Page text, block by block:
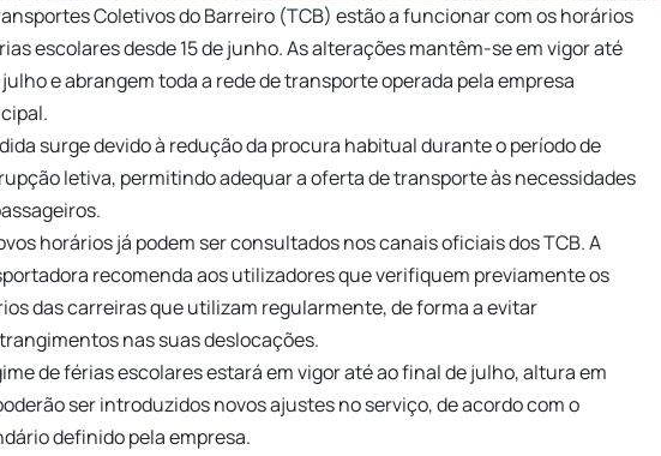
Coletivos do Barreiro (TCB) estão a funcionar com os horários
escolares desde 15 de junho. As alterações mantêm-se em vigor até
julho e abrangem toda a rede de transporte operada pela empresa
surge devido à redução da procura habitual durante o período de
letiva, permitindo adequar a oferta de transporte às necessidades
horários já podem ser consultados nos canais oficiais dos TCB. A
recomenda aos utilizadores que verifiquem previamente os
das carreiras que utilizam regularmente, de forma a evitar
nas suas deslocações.
de férias escolares estará em vigor até ao final de julho, altura em
ser introduzidos novos ajustes no serviço, de acordo com o
definido pela empresa.